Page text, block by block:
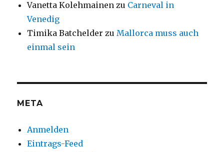
Vanetta Kolehmainen zu Carneval in
Venedig
Timika Batchelder zuMallorca muss auch
einmal sein
META
Anmelden
Eintrags-Feed